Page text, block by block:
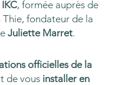
, formée auprès de
fondateur de la
Juliette Marret.
officielles de la
de vous installer en